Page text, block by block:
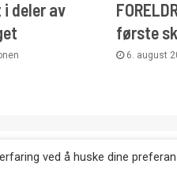
deler av
første
6. august
tekst, bilder og annonser
ved å huske dine